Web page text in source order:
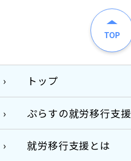
TOP
トップ
ぷらすの就労移行支援
就労移行支援とは